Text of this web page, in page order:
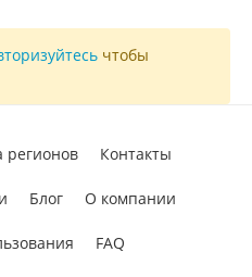
чтобы
регионов Контакты
Блог О компании
FAQ